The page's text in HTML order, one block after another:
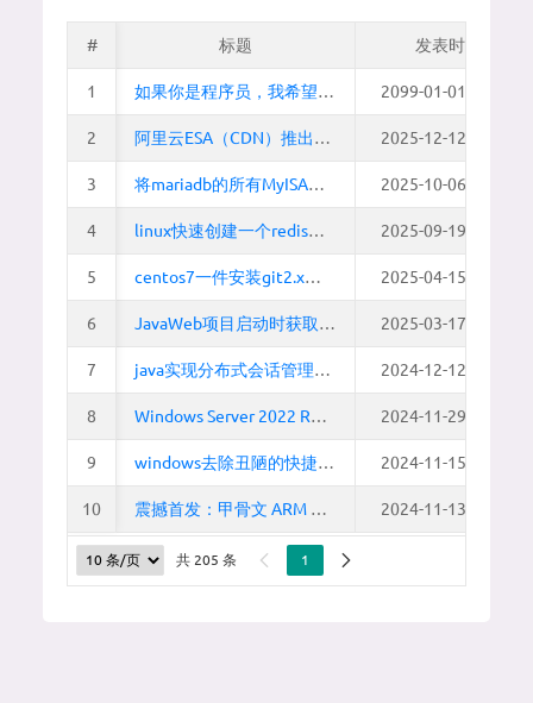
# 标题 发表时间
1 如果你是程序员，我希望你离开我的论坛时是开心的，而不是愁眉苦脸 2099-01-01 00:00:00
2 阿里云ESA（CDN）推出中国站免费版套餐啦！不限流量，可加速全球区域！ 2025-12-12 17:15:11
3 将mariadb的所有MyISAM转为InnoDB已提高性能 2025-10-06 12:37:56
4 linux快速创建一个redis测试集群 2025-09-19 17:39:43
5 centos7一件安装git2.x，支持-C参数 2025-04-15 18:49:45
6 JavaWeb项目启动时获取端口号 2025-03-17 15:04:20
7 java实现分布式会话管理，将session放到redis 2024-12-12 20:24:25
8 Windows Server 2022 RDS配置授权/RD授权管理器激活服务 2024-11-29 19:59:06
9 windows去除丑陋的快捷方式小箭头 2024-11-15 21:59:53
10 震撼首发：甲骨文 ARM 可以安装 Windows 了 !!!!! 2024-11-13 15:49:36
#
1
2
3
4
5
6
7
8
9
10
共 205 条  1 